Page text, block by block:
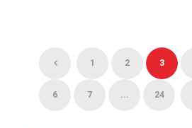
1 2 3
6 7 ... 24